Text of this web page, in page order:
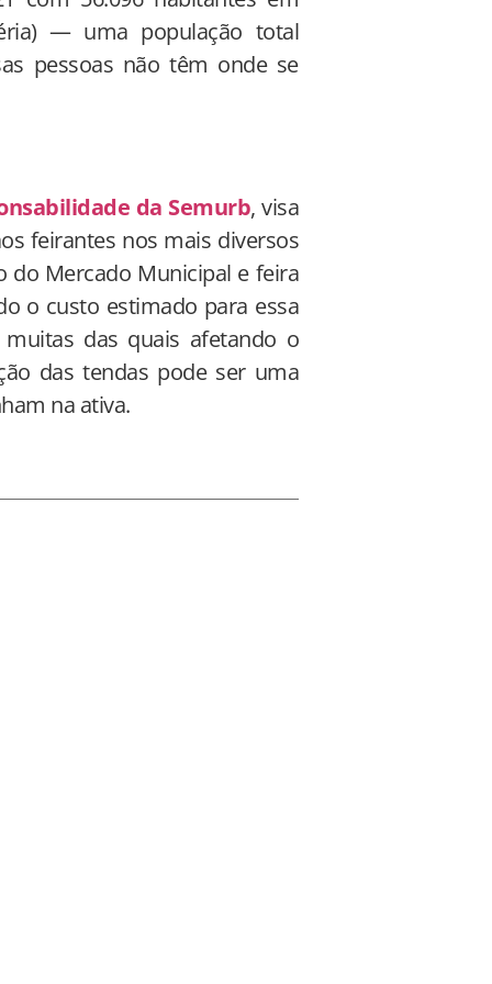
— uma população total
pessoas não têm onde se
da Semurb, visa
feirantes nos mais diversos
do Mercado Municipal e feira
o custo estimado para essa
das quais afetando o
das tendas pode ser uma
na ativa.